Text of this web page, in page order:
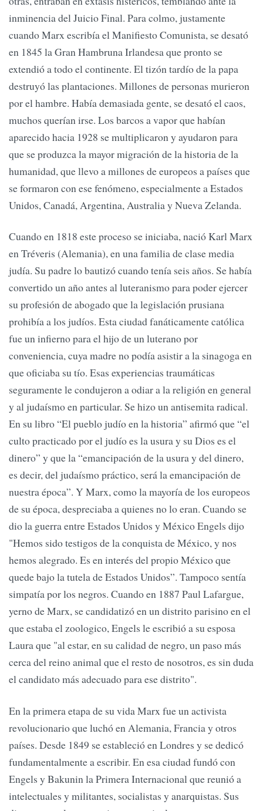
inminencia del Juicio Final. Para colmo, justamente
cuando Marx escribía el Manifiesto Comunista, se desató
en 1845 la Gran Hambruna Irlandesa que pronto se
extendió a todo el continente. El tizón tardío de la papa
destruyó las plantaciones. Millones de personas murieron
por el hambre. Había demasiada gente, se desató el caos,
muchos querían irse. Los barcos a vapor que habían
aparecido hacia 1928 se multiplicaron y ayudaron para
que se produzca la mayor migración de la historia de la
humanidad, que llevo a millones de europeos a países que
se formaron con ese fenómeno, especialmente a Estados
Unidos, Canadá, Argentina, Australia y Nueva Zelanda.
Cuando en 1818 este proceso se iniciaba, nació Karl Marx
en Tréveris (Alemania), en una familia de clase media
judía. Su padre lo bautizó cuando tenía seis años. Se había
convertido un año antes al luteranismo para poder ejercer
su profesión de abogado que la legislación prusiana
prohibía a los judíos. Esta ciudad fanáticamente católica
fue un infierno para el hijo de un luterano por
conveniencia, cuya madre no podía asistir a la sinagoga en
que oficiaba su tío. Esas experiencias traumáticas
seguramente le condujeron a odiar a la religión en general
y al judaísmo en particular. Se hizo un antisemita radical.
En su libro “El pueblo judío en la historia” afirmó que “el
culto practicado por el judío es la usura y su Dios es el
dinero” y que la “emancipación de la usura y del dinero,
es decir, del judaísmo práctico, será la emancipación de
nuestra época”. Y Marx, como la mayoría de los europeos
de su época, despreciaba a quienes no lo eran. Cuando se
dio la guerra entre Estados Unidos y México Engels dijo
"Hemos sido testigos de la conquista de México, y nos
hemos alegrado. Es en interés del propio México que
quede bajo la tutela de Estados Unidos”. Tampoco sentía
simpatía por los negros. Cuando en 1887 Paul Lafargue,
yerno de Marx, se candidatizó en un distrito parisino en el
que estaba el zoologico, Engels le escribió a su esposa
Laura que "al estar, en su calidad de negro, un paso más
cerca del reino animal que el resto de nosotros, es sin duda
el candidato más adecuado para ese distrito".
En la primera etapa de su vida Marx fue un activista
revolucionario que luchó en Alemania, Francia y otros
países. Desde 1849 se estableció en Londres y se dedicó
fundamentalmente a escribir. En esa ciudad fundó con
Engels y Bakunin la Primera Internacional que reunió a
intelectuales y militantes, socialistas y anarquistas. Sus